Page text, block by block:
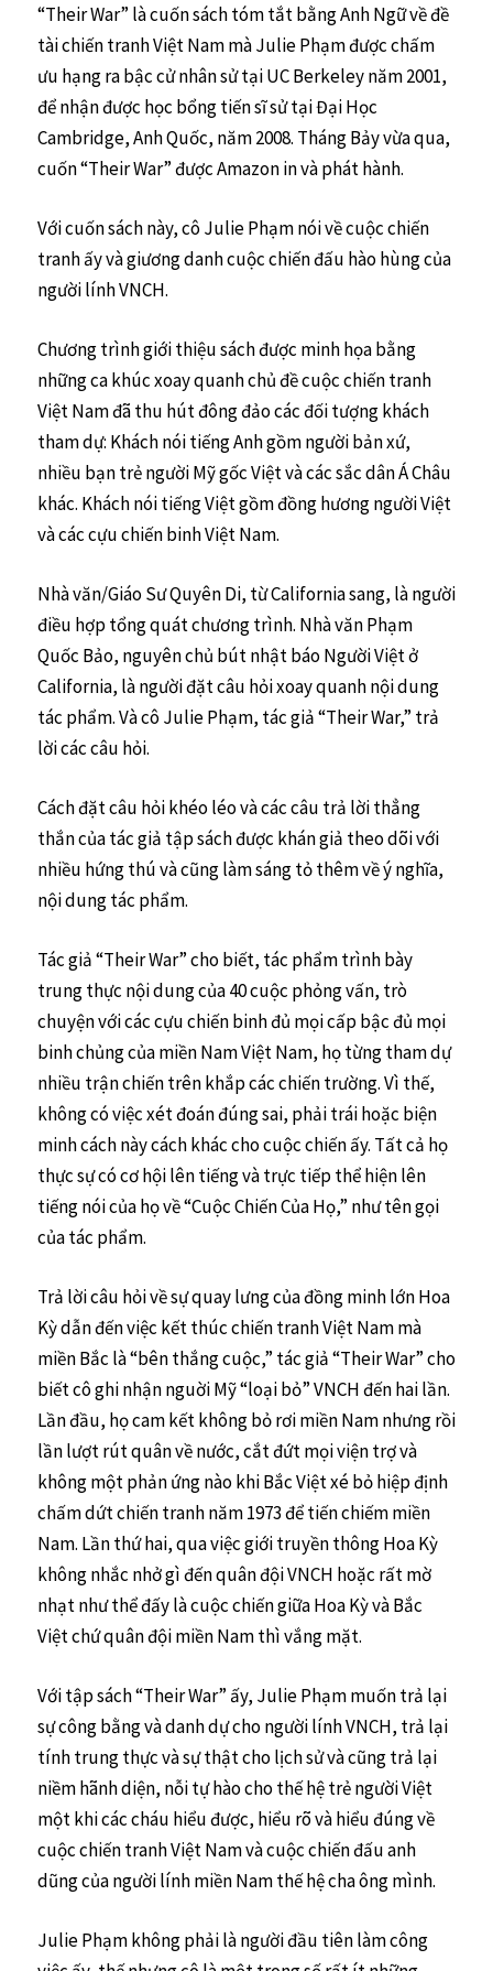
“Their War” là cuốn sách tóm tắt bằng Anh Ngữ về đề
tài chiến tranh Việt Nam mà Julie Phạm được chấm
ưu hạng ra bậc cử nhân sử tại UC Berkeley năm 2001,
để nhận được học bổng tiến sĩ sử tại Đại Học
Cambridge, Anh Quốc, năm 2008. Tháng Bảy vừa qua,
cuốn “Their War” được Amazon in và phát hành.
Với cuốn sách này, cô Julie Phạm nói về cuộc chiến
tranh ấy và giương danh cuộc chiến đấu hào hùng của
người lính VNCH.
Chương trình giới thiệu sách được minh họa bằng
những ca khúc xoay quanh chủ đề cuộc chiến tranh
Việt Nam đã thu hút đông đảo các đối tượng khách
tham dự: Khách nói tiếng Anh gồm người bản xứ,
nhiều bạn trẻ người Mỹ gốc Việt và các sắc dân Á Châu
khác. Khách nói tiếng Việt gồm đồng hương người Việt
và các cựu chiến binh Việt Nam.
Nhà văn/Giáo Sư Quyên Di, từ California sang, là người
điều hợp tổng quát chương trình. Nhà văn Phạm
Quốc Bảo, nguyên chủ bút nhật báo Người Việt ở
California, là người đặt câu hỏi xoay quanh nội dung
tác phẩm. Và cô Julie Phạm, tác giả “Their War,” trả
lời các câu hỏi.
Cách đặt câu hỏi khéo léo và các câu trả lời thẳng
thắn của tác giả tập sách được khán giả theo dõi với
nhiều hứng thú và cũng làm sáng tỏ thêm về ý nghĩa,
nội dung tác phẩm.
Tác giả “Their War” cho biết, tác phẩm trình bày
trung thực nội dung của 40 cuộc phỏng vấn, trò
chuyện với các cựu chiến binh đủ mọi cấp bậc đủ mọi
binh chủng của miền Nam Việt Nam, họ từng tham dự
nhiều trận chiến trên khắp các chiến trường. Vì thế,
không có việc xét đoán đúng sai, phải trái hoặc biện
minh cách này cách khác cho cuộc chiến ấy. Tất cả họ
thực sự có cơ hội lên tiếng và trực tiếp thể hiện lên
tiếng nói của họ về “Cuộc Chiến Của Họ,” như tên gọi
của tác phẩm.
Trả lời câu hỏi về sự quay lưng của đồng minh lớn Hoa
Kỳ dẫn đến việc kết thúc chiến tranh Việt Nam mà
miền Bắc là “bên thắng cuộc,” tác giả “Their War” cho
biết cô ghi nhận nguời Mỹ “loại bỏ” VNCH đến hai lần.
Lần đầu, họ cam kết không bỏ rơi miền Nam nhưng rồi
lần lượt rút quân về nước, cắt đứt mọi viện trợ và
không một phản ứng nào khi Bắc Việt xé bỏ hiệp định
chấm dứt chiến tranh năm 1973 để tiến chiếm miền
Nam. Lần thứ hai, qua việc giới truyền thông Hoa Kỳ
không nhắc nhở gì đến quân đội VNCH hoặc rất mờ
nhạt như thể đấy là cuộc chiến giữa Hoa Kỳ và Bắc
Việt chứ quân đội miền Nam thì vắng mặt.
Với tập sách “Their War” ấy, Julie Phạm muốn trả lại
sự công bằng và danh dự cho người lính VNCH, trả lại
tính trung thực và sự thật cho lịch sử và cũng trả lại
niềm hãnh diện, nỗi tự hào cho thế hệ trẻ người Việt
một khi các cháu hiểu được, hiểu rõ và hiểu đúng về
cuộc chiến tranh Việt Nam và cuộc chiến đấu anh
dũng của người lính miền Nam thế hệ cha ông mình.
Julie Phạm không phải là người đầu tiên làm công